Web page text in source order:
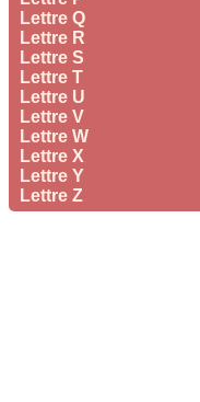
Lettre Q
Lettre R
Lettre S
Lettre T
Lettre U
Lettre V
Lettre W
Lettre X
Lettre Y
Lettre Z